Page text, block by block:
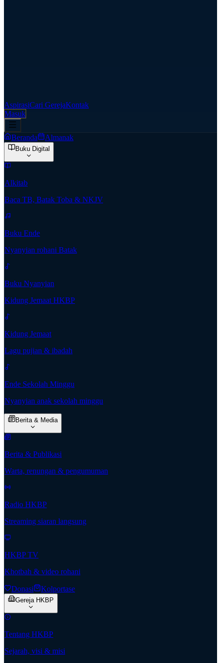
AspirasiCari GerejaKontak
Masuk
Beranda Almanak
Buku Digital
Alkitab
Baca TB, Batak Toba & NKJV
Buku Ende
Nyanyian rohani Batak
Buku Nyanyian
Kidung Jemaat HKBP
Kidung Jemaat
Lagu pujian & ibadah
Ende Sekolah Minggu
Nyanyian anak sekolah minggu
Berita & Media
Berita & Publikasi
Warta, renungan & pengumuman
Radio HKBP
Streaming siaran langsung
HKBP TV
Khotbah & video rohani
Donasi Kolportase
Gereja HKBP
Tentang HKBP
Sejarah, visi & misi